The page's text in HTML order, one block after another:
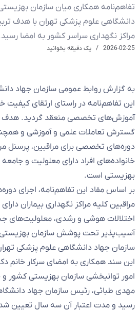
تفاهم‌نامه همکاری میان سازمان
دانشگاهی علوم پزشکی تهران با هدف
مراکز نگهداری سراسر کشور به امضا
2026-02-25 یک دقیقه بخوانید
به گزارش روابط عمومی سازمان جهاد
این تفاهم‌نامه در راستای ارتقای
آموزش‌های تخصصی منعقد گردید. هدف
گسترش تعاملات علمی و آموزشی و
دوره‌های تخصصی برای مراقبین، پرسنل
خانواده‌های افراد دارای معلولیت و
بهزیستی است.
بر اساس مفاد این تفاهم‌نامه، اجرای
مراقبین کلیه مراکز نگهداری بیماران
اختلالات هوشی و رشدی، معلولیت‌های
آسیب‌پذیر تحت پوشش سازمان
سازمان جهاد دانشگاهی علوم پزشکی
این سند همکاری به امضای سرکار خانم
امور توانبخشی سازمان بهزیستی کشور
مهدی طبائی، رئیس سازمان جهاد
رسید و مدت اعتبار آن سه سال تعیین